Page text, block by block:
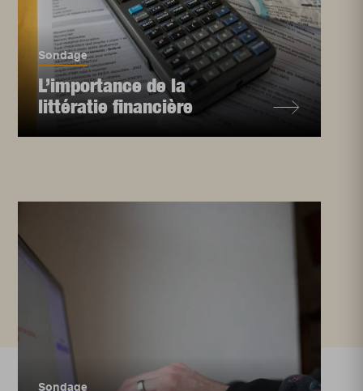
Sondage
L’importance de la
littératie financière
Sondage